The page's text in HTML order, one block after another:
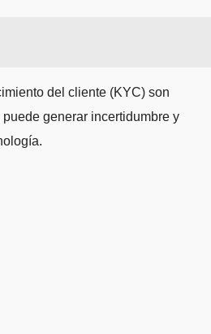
del cliente (KYC) son
generar incertidumbre y